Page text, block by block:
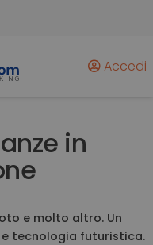
Accedi
in
e molto altro. Un
e tecnologia futuristica.